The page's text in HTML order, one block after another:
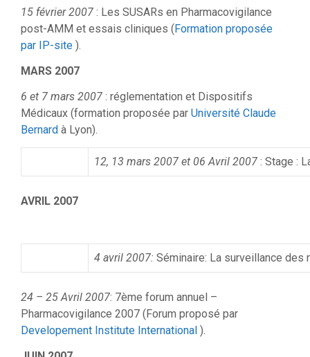
15 février 2007 : Les SUSARs en Pharmacovigilance
post-AMM et essais cliniques ( Formation proposée
par IP-site ).
MARS 2007
6 et 7 mars 2007 : réglementation et Dispositifs
Médicaux (formation proposée par Université Claude
Bernard à Lyon).
12, 13 mars 2007 et 06 Avril 2007 : Stage :
AVRIL 2007
4 avril 2007: Séminaire: La surveillance
24 – 25 Avril 2007: 7ème forum annuel –
Pharmacovigilance 2007 (Forum proposé par
Developement Institute International ).